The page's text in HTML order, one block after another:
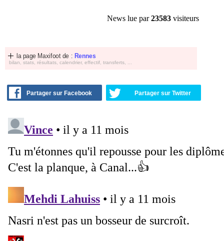
News lue par23583 visiteurs
la page Maxifoot de : Rennes
bilan, stats, résultats, calendrier, effectif, transferts, ...
Partager sur Facebook Partager sur Twitter